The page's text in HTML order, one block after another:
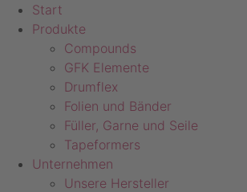
Start
Produkte
Compounds
GFK Elemente
Drumflex
Folien und Bänder
Füller, Garne und Seile
Tapeformers
Unternehmen
Unsere Hersteller